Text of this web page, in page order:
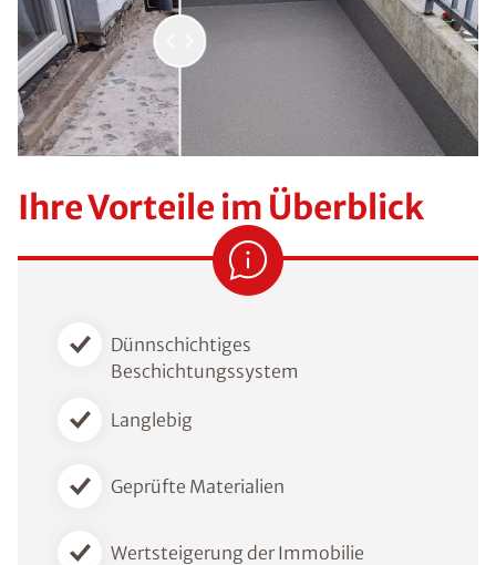
Ihre Vorteile im Überblick
Dünnschichtiges
Beschichtungssystem
Langlebig
Geprüfte Materialien
Wertsteigerung der Immobilie